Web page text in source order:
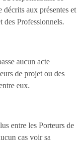
aux présentes et
des Professionnels.
aucun acte
de projet ou des
eux.
entre les Porteurs de
cas voir sa